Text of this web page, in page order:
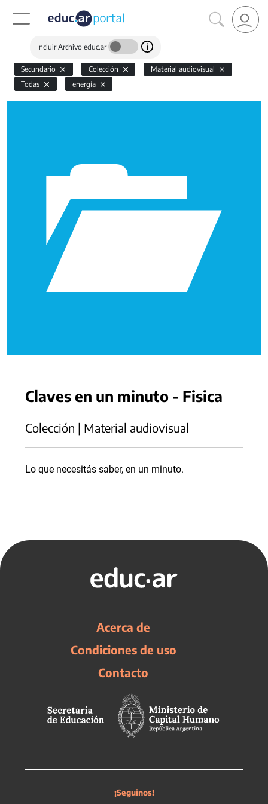
Incluir Archivo educ.ar
Secundario Colección
Material audiovisual
Todas
energía
Claves en un minuto - Fisica
Colección | Material audiovisual
Lo que necesitás saber, en un minuto.
Acerca de
Condiciones de uso
Contacto
¡Seguinos!